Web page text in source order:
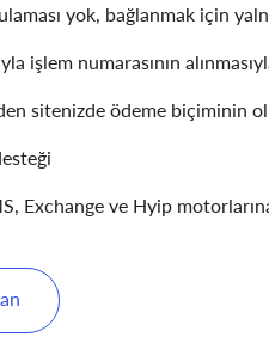
yok, bağlanmak için
işlem numarasının
sitenizde ödeme biçiminin
Exchange ve Hyip